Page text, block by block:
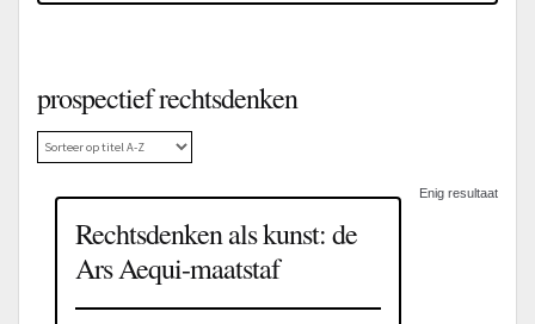
prospectief rechtsdenken
Enig resultaat
Rechtsdenken als kunst: de
Ars Aequi-maatstaf